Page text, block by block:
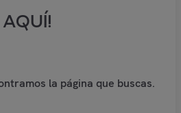
AQUÍ!
la página que buscas.